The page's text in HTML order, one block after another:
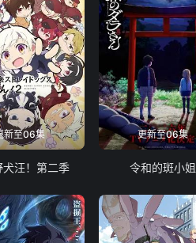
新至06集
犬汪！第二季
更新至06集
令和的斑小姐